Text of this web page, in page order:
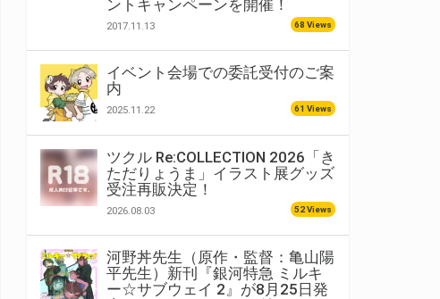
ントキャンペーンを開催！
2017.11.13 68 Views
イベント会場での委託受付のご案
内
2025.11.22 61 Views
ツクル Re:COLLECTION 2026「き
ただりょうま」イラスト展グッズ
受注再販決定！
2026.08.03 52 Views
河野丼先生（原作・監督：亀山陽
平先生）新刊『銀河特急 ミルキ
ー☆サブウェイ 2』が8月25日発